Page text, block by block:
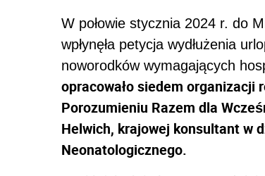
W połowie stycznia 2024 r. do
wpłynęła petycja wydłużenia
noworodków wymagających
opracowałosiedem organizacji
Porozumieniu Razem dla
Helwich, krajowej konsultant w
Neonatologicznego.